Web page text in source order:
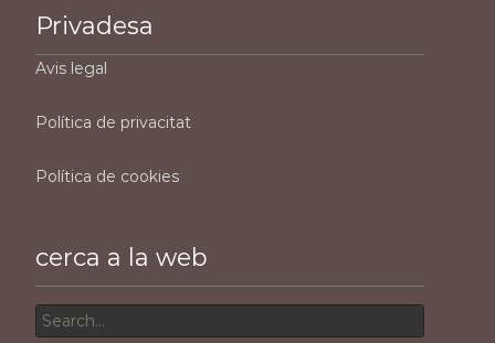
Privadesa
Avis legal
Política de privacitat
Política de cookies
cerca a la web
for: